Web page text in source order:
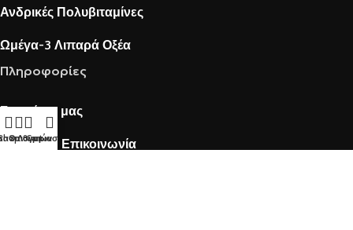
Ανδρικές Πολυβιταμίνες
Ωμέγα-3 Λιπαρά Οξέα
Πληροφορίες
Γνωρίστε μας
Fertilovit® Επικοινωνία
επιθυμιών
Cart
Ο Λογαριασμός μου